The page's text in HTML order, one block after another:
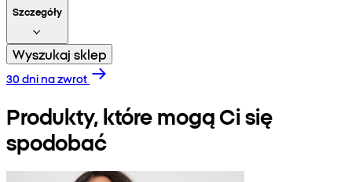
Szczegóły
Wyszukaj sklep
30 dni na zwrot
Produkty, które mogą Ci się
spodobać